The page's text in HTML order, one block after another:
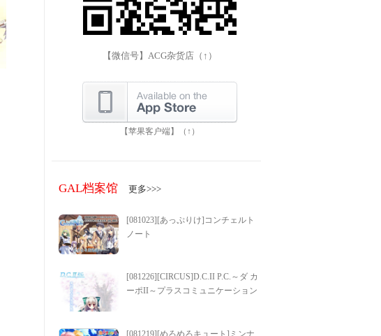
【微信号】ACG杂货店（↑）
【苹果客户端】（↑）
GAL档案馆 更多>>>
[081023][あっぷりけ]コンチェルト
ノート
[081226][CIRCUS]D.C.II P.C.～ダ カ
ーポII～プラスコミュニケーション
[081219][めろめろキュート]ミンナ